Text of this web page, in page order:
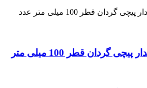
قطر 100 میلی متر عدد
گردان قطر 100 میلی متر